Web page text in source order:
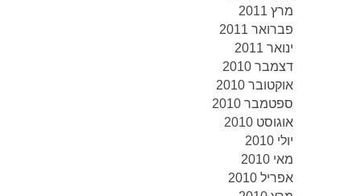
מרץ 2011
פברואר 2011
ינואר 2011
דצמבר 2010
אוקטובר 2010
ספטמבר 2010
אוגוסט 2010
יולי 2010
מאי 2010
אפריל 2010